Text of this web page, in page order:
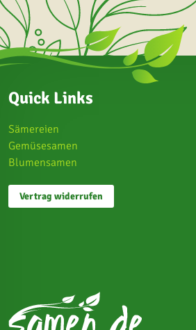
Quick Links
Sämereien
Gemüsesamen
Blumensamen
Vertrag widerrufen